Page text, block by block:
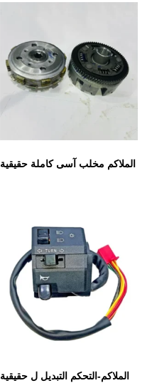
الملاكم مخلب آسى كاملة حقيقية
الملاكم-التحكم التبديل ل حقيقية